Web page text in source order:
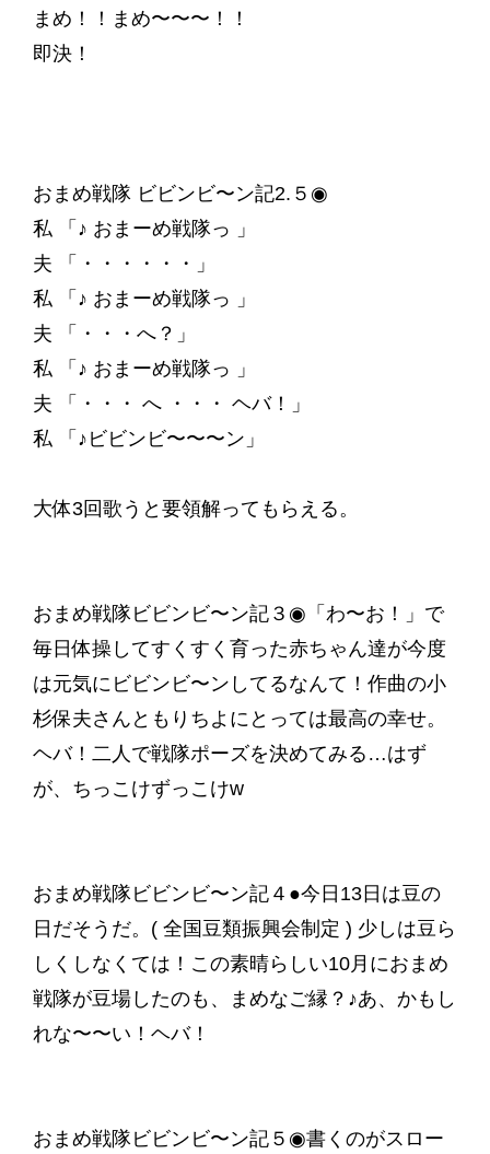
まめ！！まめ〜〜〜！！
即決！
おまめ戦隊 ビビンビ〜ン記2.５◉
私 「♪ おまーめ戦隊っ 」
夫 「・・・・・・」
私 「♪ おまーめ戦隊っ 」
夫 「・・・へ？」
私 「♪ おまーめ戦隊っ 」
夫 「・・・ へ ・・・ ヘバ！」
私 「♪ビビンビ〜〜〜ン」
大体3回歌うと要領解ってもらえる。
おまめ戦隊ビビンビ〜ン記３◉「わ〜お！」で
毎日体操してすくすく育った赤ちゃん達が今度
は元気にビビンビ〜ンしてるなんて！作曲の小
杉保夫さんともりちよにとっては最高の幸せ。
ヘバ！二人で戦隊ポーズを決めてみる…はず
が、ちっこけずっこけw
おまめ戦隊ビビンビ〜ン記４●今日13日は豆の
日だそうだ。( 全国豆類振興会制定 ) 少しは豆ら
しくしなくては！この素晴らしい10月におまめ
戦隊が豆場したのも、まめなご縁？♪あ、かもし
れな〜〜い！ヘバ！
おまめ戦隊ビビンビ〜ン記５◉書くのがスロー